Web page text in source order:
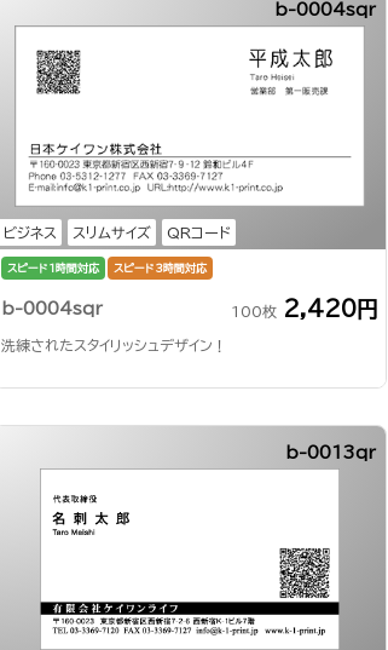
ビジネス スリムサイズ QRコード
b-0004sqr
スピード1時間対応 スピード3時間対応
b-0004sqr 100枚 2,420円
洗練されたスタイリッシュデザイン！
b-0013qr